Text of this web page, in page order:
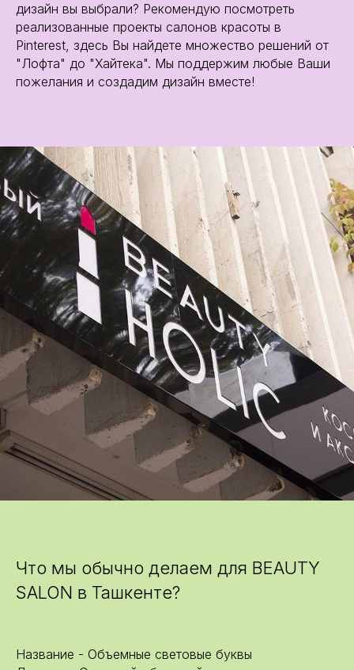
дизайн вы выбрали? Рекомендую посмотреть
реализованные проекты салонов красоты в
Pinterest, здесь Вы найдете множество решений от
"Лофта" до "Хайтека". Мы поддержим любые Ваши
пожелания и создадим дизайн вместе!
Что мы обычно делаем для BEAUTY
SALON в Ташкенте?
Название - Объемные световые буквы